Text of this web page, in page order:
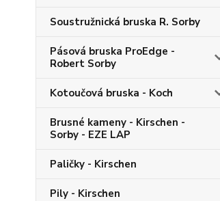
Soustružnická bruska R. Sorby
Pásová bruska ProEdge -
Robert Sorby
Kotoučová bruska - Koch
Brusné kameny - Kirschen -
Sorby - EZE LAP
Paličky - Kirschen
Pily - Kirschen